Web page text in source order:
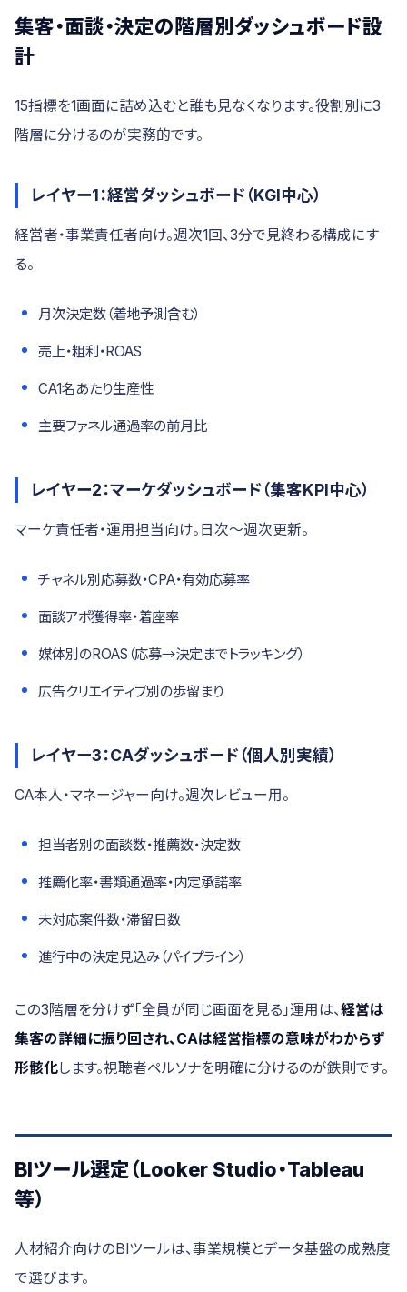
集客・面談・決定の階層別ダッシュボード設
計
15指標を1画面に詰め込むと誰も見なくなります。役割別に3
階層に分けるのが実務的です。
レイヤー1：経営ダッシュボード（KGI中心）
経営者・事業責任者向け。週次1回、3分で見終わる構成にす
る。
月次決定数（着地予測含む）
売上・粗利・ROAS
CA1名あたり生産性
主要ファネル通過率の前月比
レイヤー2：マーケダッシュボード（集客KPI中心）
マーケ責任者・運用担当向け。日次〜週次更新。
チャネル別応募数・CPA・有効応募率
面談アポ獲得率・着座率
媒体別のROAS（応募→決定までトラッキング）
広告クリエイティブ別の歩留まり
レイヤー3：CAダッシュボード（個人別実績）
CA本人・マネージャー向け。週次レビュー用。
担当者別の面談数・推薦数・決定数
推薦化率・書類通過率・内定承諾率
未対応案件数・滞留日数
進行中の決定見込み（パイプライン）
この3階層を分けず「全員が同じ画面を見る」運用は、経営は
集客の詳細に振り回され、CAは経営指標の意味がわからず
形骸化します。視聴者ペルソナを明確に分けるのが鉄則です。
BIツール選定（Looker Studio・Tableau
等）
人材紹介向けのBIツールは、事業規模とデータ基盤の成熟度
で選びます。